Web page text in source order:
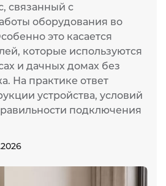
связанный с
оборудования во
это касается
которые используются
и дачных домах без
На практике ответ
устройства, условий
подключения